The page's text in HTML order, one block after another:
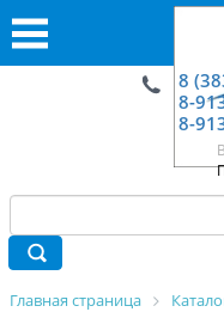
8
8-
8-
Главная страница